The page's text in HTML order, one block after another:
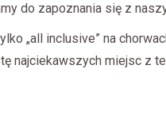
do zapoznania się z
„all inclusive” na
najciekawszych miejsc z